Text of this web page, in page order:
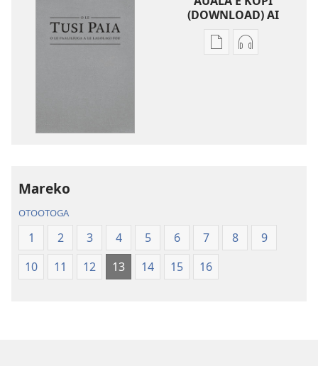
(DOWNLOAD) AI
Vaega
le
Filifili
Faaliliuga
Mareko
OTOOTOGA
1 2 3 4 5 6 7 8
9
10
11 12 13 14 15 16